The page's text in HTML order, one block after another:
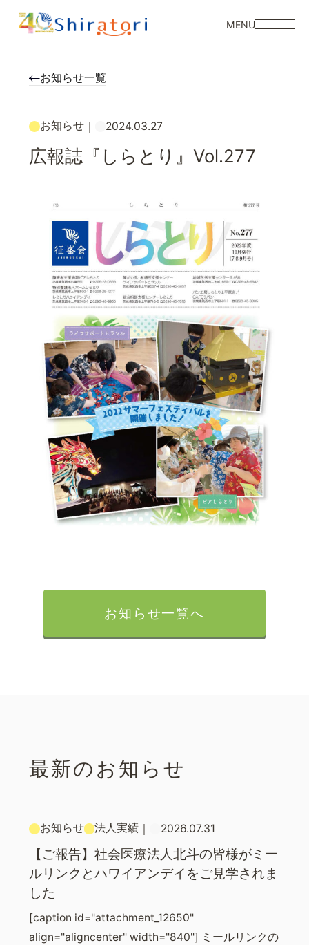
MENU
お知らせ一覧
お知らせ｜ 2024.03.27
広報誌『しらとり』Vol.277
お知らせ一覧へ
最新のお知らせ
お知らせ 法人実績 ｜ 2026.07.31
【ご報告】社会医療法人北斗の皆様がミー
ルリンクとハワイアンデイをご見学されま
した
[caption id="attachment_12650"
align="aligncenter" width="840"] ミールリンクの